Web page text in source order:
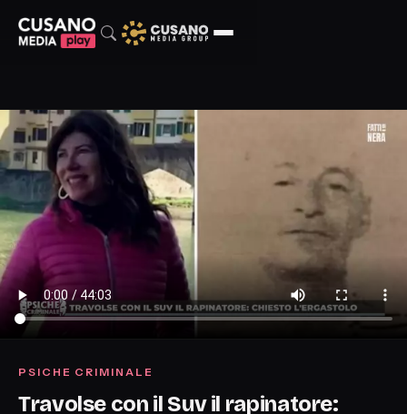
PSICHE CRIMINALE
Travolse con il Suv il rapinatore: